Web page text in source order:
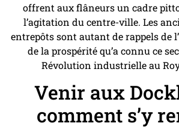
offrent aux flâneurs un cadre
l’agitation du centre-ville. Les
entrepôts sont autant de rappels de
de la prospérité qu’a connu ce
Révolution industrielle au
Venir aux
comment s’y